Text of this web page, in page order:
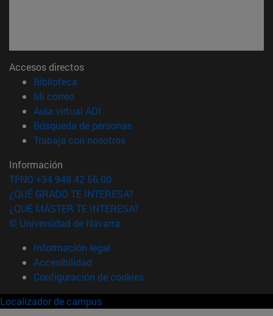
Accesos directos
Biblioteca
Mi correo(abre en nueva ventana)
Aula virtual ADI
Búsqueda de personas(abre en nueva ventana)
Trabaja con nosotros(abre en nueva ventana)
Información
TFNO +34 948 42 56 00
¿QUÉ GRADO TE INTERESA?
¿QUÉ MÁSTER TE INTERESA?
© Universidad de Navarra
Información legal
Accesibilidad
Configuración de cookies
Localizador de campus